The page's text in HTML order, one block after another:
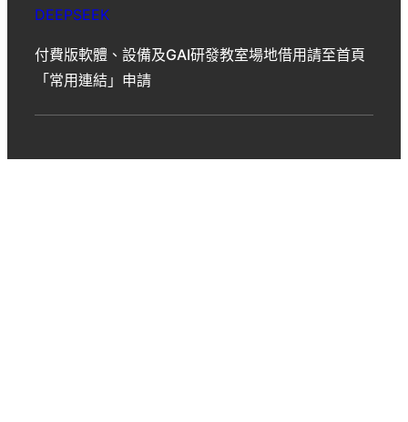
DEEPSEEK
付費版軟體、設備及GAI研發教室場地借用請至首頁
「常用連結」申請